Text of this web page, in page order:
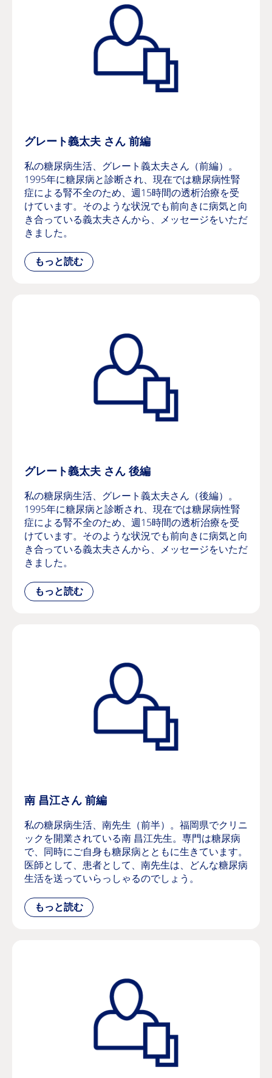
グレート義太夫 さん 前編
私の糖尿病生活、グレート義太夫さん（前編）。
1995年に糖尿病と診断され、現在では糖尿病性腎
症による腎不全のため、週15時間の透析治療を受
けています。そのような状況でも前向きに病気と向
き合っている義太夫さんから、メッセージをいただ
きました。
グレート義太夫 さん 後編
私の糖尿病生活、グレート義太夫さん（後編）。
1995年に糖尿病と診断され、現在では糖尿病性腎
症による腎不全のため、週15時間の透析治療を受
けています。そのような状況でも前向きに病気と向
き合っている義太夫さんから、メッセージをいただ
きました。
南 昌江さん 前編
私の糖尿病生活、南先生（前半）。福岡県でクリニ
ックを開業されている南 昌江先生。専門は糖尿病
で、同時にご自身も糖尿病とともに生きています。
医師として、患者として、南先生は、どんな糖尿病
生活を送っていらっしゃるのでしょう。